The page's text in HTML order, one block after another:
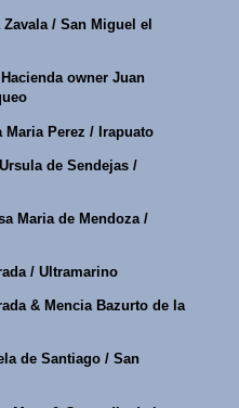
/ San Miguel el
owner Juan
Maria Perez / Irapuato
de Sendejas /
Maria de Mendoza /
/ Ultramarino
& Mencia Bazurto de la
de Santiago / San